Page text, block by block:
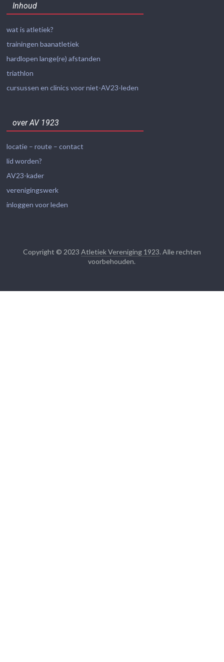
Inhoud
wat is atletiek?
trainingen baanatletiek
hardlopen lange(re) afstanden
triathlon
cursussen en clinics voor niet-AV23-leden
over AV 1923
locatie – route – contact
lid worden?
AV23-kader
verenigingswerk
inloggen voor leden
Copyright © 2023 Atletiek Vereniging 1923. Alle rechten
voorbehouden.